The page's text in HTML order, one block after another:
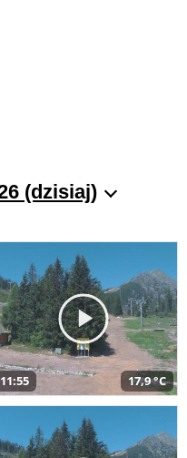
(dzisiaj)
11:55 17,9 °C